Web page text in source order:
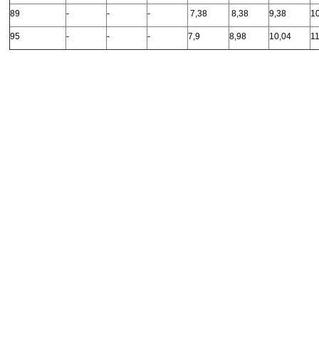
89 - - - 7,38 8,38 9,38
95 - - - 7,9 8,98 10,04